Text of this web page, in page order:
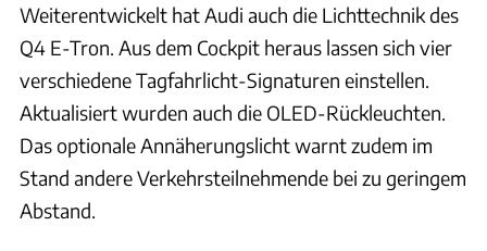
Weiterentwickelt hat Audi auch die Lichttechnik des
Q4 E-Tron. Aus dem Cockpit heraus lassen sich vier
verschiedene Tagfahrlicht-Signaturen einstellen.
Aktualisiert wurden auch die OLED-Rückleuchten.
Das optionale Annäherungslicht warnt zudem im
Stand andere Verkehrsteilnehmende bei zu geringem
Abstand.